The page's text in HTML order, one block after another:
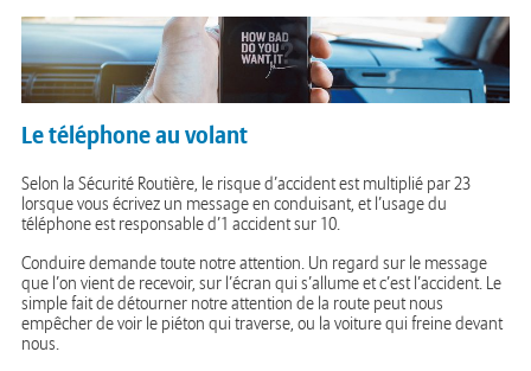
Le téléphone au volant
Selon la Sécurité Routière, le risque d’accident est multiplié par 23
lorsque vous écrivez un message en conduisant, et l’usage du
téléphone est responsable d’1 accident sur 10.
Conduire demande toute notre attention. Un regard sur le message
que l’on vient de recevoir, sur l’écran qui s’allume et c’est l’accident. Le
simple fait de détourner notre attention de la route peut nous
empêcher de voir le piéton qui traverse, ou la voiture qui freine devant
nous.